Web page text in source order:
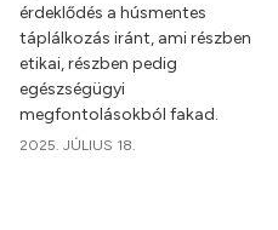
érdeklődés a húsmentes
táplálkozás iránt, ami részben
etikai, részben pedig
egészségügyi
megfontolásokból fakad.
2025. JÚLIUS 18.